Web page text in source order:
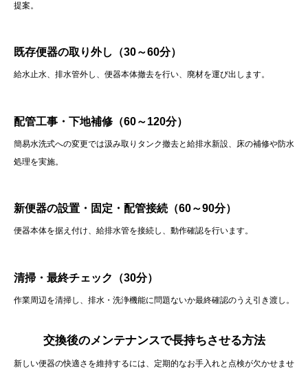
提案。
既存便器の取り外し（30～60分）
給水止水、排水管外し、便器本体撤去を行い、廃材を運び出します。
配管工事・下地補修（60～120分）
簡易水洗式への変更では汲み取りタンク撤去と給排水新設、床の補修や防水
処理を実施。
新便器の設置・固定・配管接続（60～90分）
便器本体を据え付け、給排水管を接続し、動作確認を行います。
清掃・最終チェック（30分）
作業周辺を清掃し、排水・洗浄機能に問題ないか最終確認のうえ引き渡し。
交換後のメンテナンスで長持ちさせる方法
新しい便器の快適さを維持するには、定期的なお手入れと点検が欠かせませ